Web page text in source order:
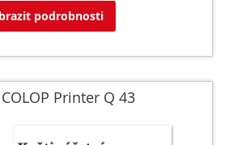
podrobnosti
Printer Q 43